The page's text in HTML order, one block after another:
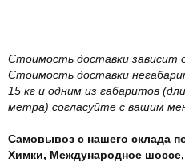
Стоимость доставки зависит
Стоимость доставки
15 кг и одним из габаритов
метра) согласуйте с вашим
Самовывоз с нашего склада
Химки, Международное